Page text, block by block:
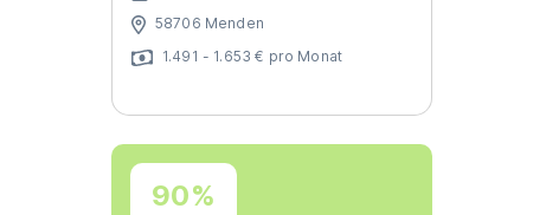
58706 Menden
1.491 - 1.653 € pro Monat
90%